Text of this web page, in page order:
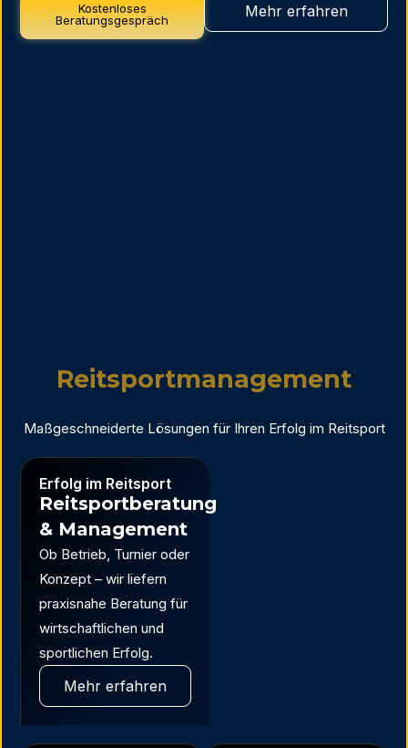
Kostenloses
Beratungsgespräch
Mehr erfahren
Reitsportmanagement
Maßgeschneiderte Lösungen für Ihren Erfolg im Reitsport
Erfolg im Reitsport
Reitsportberatung
& Management
Ob Betrieb, Turnier oder
Konzept – wir liefern
praxisnahe Beratung für
wirtschaftlichen und
sportlichen Erfolg.
Mehr erfahren